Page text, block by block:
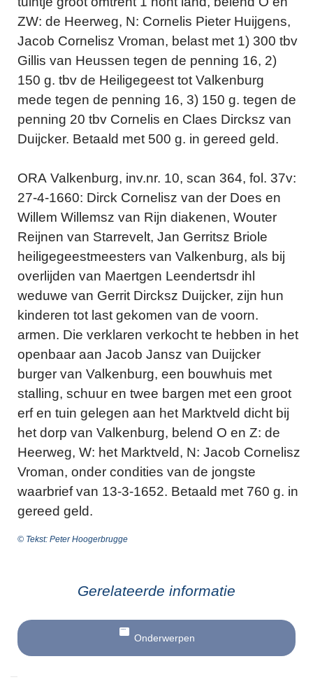
ZW: de Heerweg, N: Cornelis Pieter Huijgens,
Jacob Cornelisz Vroman, belast met 1) 300 tbv
Gillis van Heussen tegen de penning 16, 2)
150 g. tbv de Heiligegeest tot Valkenburg
mede tegen de penning 16, 3) 150 g. tegen de
penning 20 tbv Cornelis en Claes Dircksz van
Duijcker. Betaald met 500 g. in gereed geld.
ORA Valkenburg, inv.nr. 10, scan 364, fol. 37v:
27-4-1660: Dirck Cornelisz van der Does en
Willem Willemsz van Rijn diakenen, Wouter
Reijnen van Starrevelt, Jan Gerritsz Briole
heiligegeestmeesters van Valkenburg, als bij
overlijden van Maertgen Leendertsdr ihl
weduwe van Gerrit Dircksz Duijcker, zijn hun
kinderen tot last gekomen van de voorn.
armen. Die verklaren verkocht te hebben in het
openbaar aan Jacob Jansz van Duijcker
burger van Valkenburg, een bouwhuis met
stalling, schuur en twee bargen met een groot
erf en tuin gelegen aan het Marktveld dicht bij
het dorp van Valkenburg, belend O en Z: de
Heerweg, W: het Marktveld, N: Jacob Cornelisz
Vroman, onder condities van de jongste
waarbrief van 13-3-1652. Betaald met 760 g. in
gereed geld.
© Tekst: Peter Hoogerbrugge
Gerelateerde informatie
Onderwerpen